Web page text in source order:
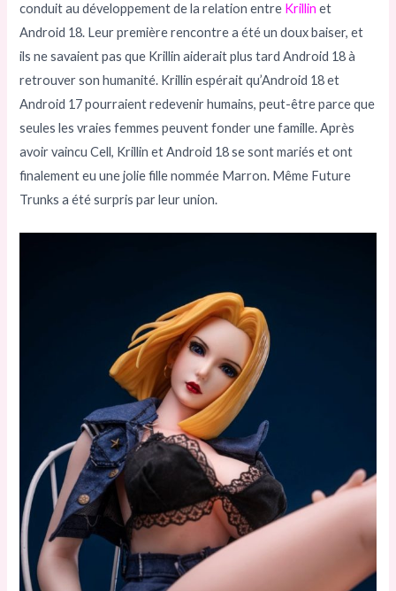
conduit au développement de la relation entre Krillin et
Android 18. Leur première rencontre a été un doux baiser, et
ils ne savaient pas que Krillin aiderait plus tard Android 18 à
retrouver son humanité. Krillin espérait qu’Android 18 et
Android 17 pourraient redevenir humains, peut-être parce que
seules les vraies femmes peuvent fonder une famille. Après
avoir vaincu Cell, Krillin et Android 18 se sont mariés et ont
finalement eu une jolie fille nommée Marron. Même Future
Trunks a été surpris par leur union.